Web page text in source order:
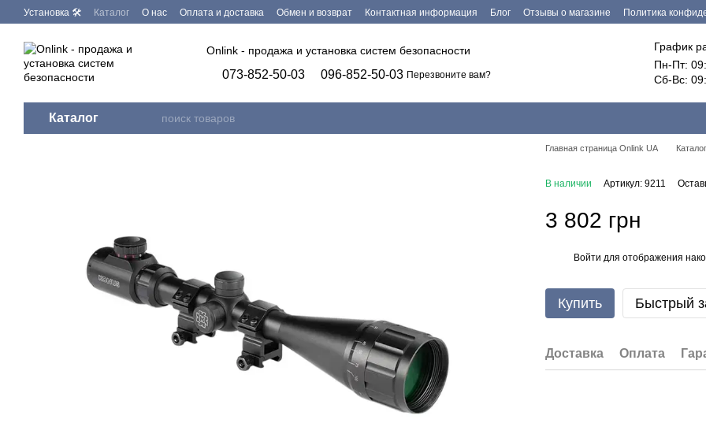
Перейти к основному контенту
Установка 🛠 Каталог О нас Оплата и доставка Обмен и возврат Контактная информация Блог Отзывы о магазине Политика
Onlink - продажа и установка систем безопасности
073-852-50-03 096-852-50-03 Перезвоните вам?
График
Пн-Пт:
Сб-Вс:
Каталог
Главная страница Onlink UA Каталог
В наличии Артикул: 9211
3 802 грн
Войти для отображения
Купить Быстрый
Доставка Оплата